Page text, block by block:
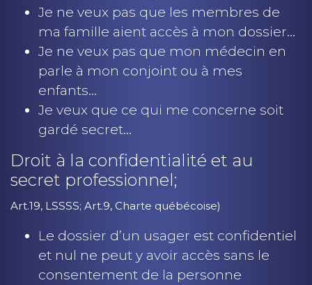
Je ne veux pas que les membres de
ma famille aient accès à mon dossier…
Je ne veux pas que mon médecin en
parle à mon conjoint ou à mes
enfants…
Je veux que ce qui me concerne soit
gardé secret…
Droit à la confidentialité et au
secret professionnel;
Art.19, LSSSS; Art.9, Charte québécoise)
Le dossier d’un usager est confidentiel
et nul ne peut y avoir accès sans le
consentement de la personne